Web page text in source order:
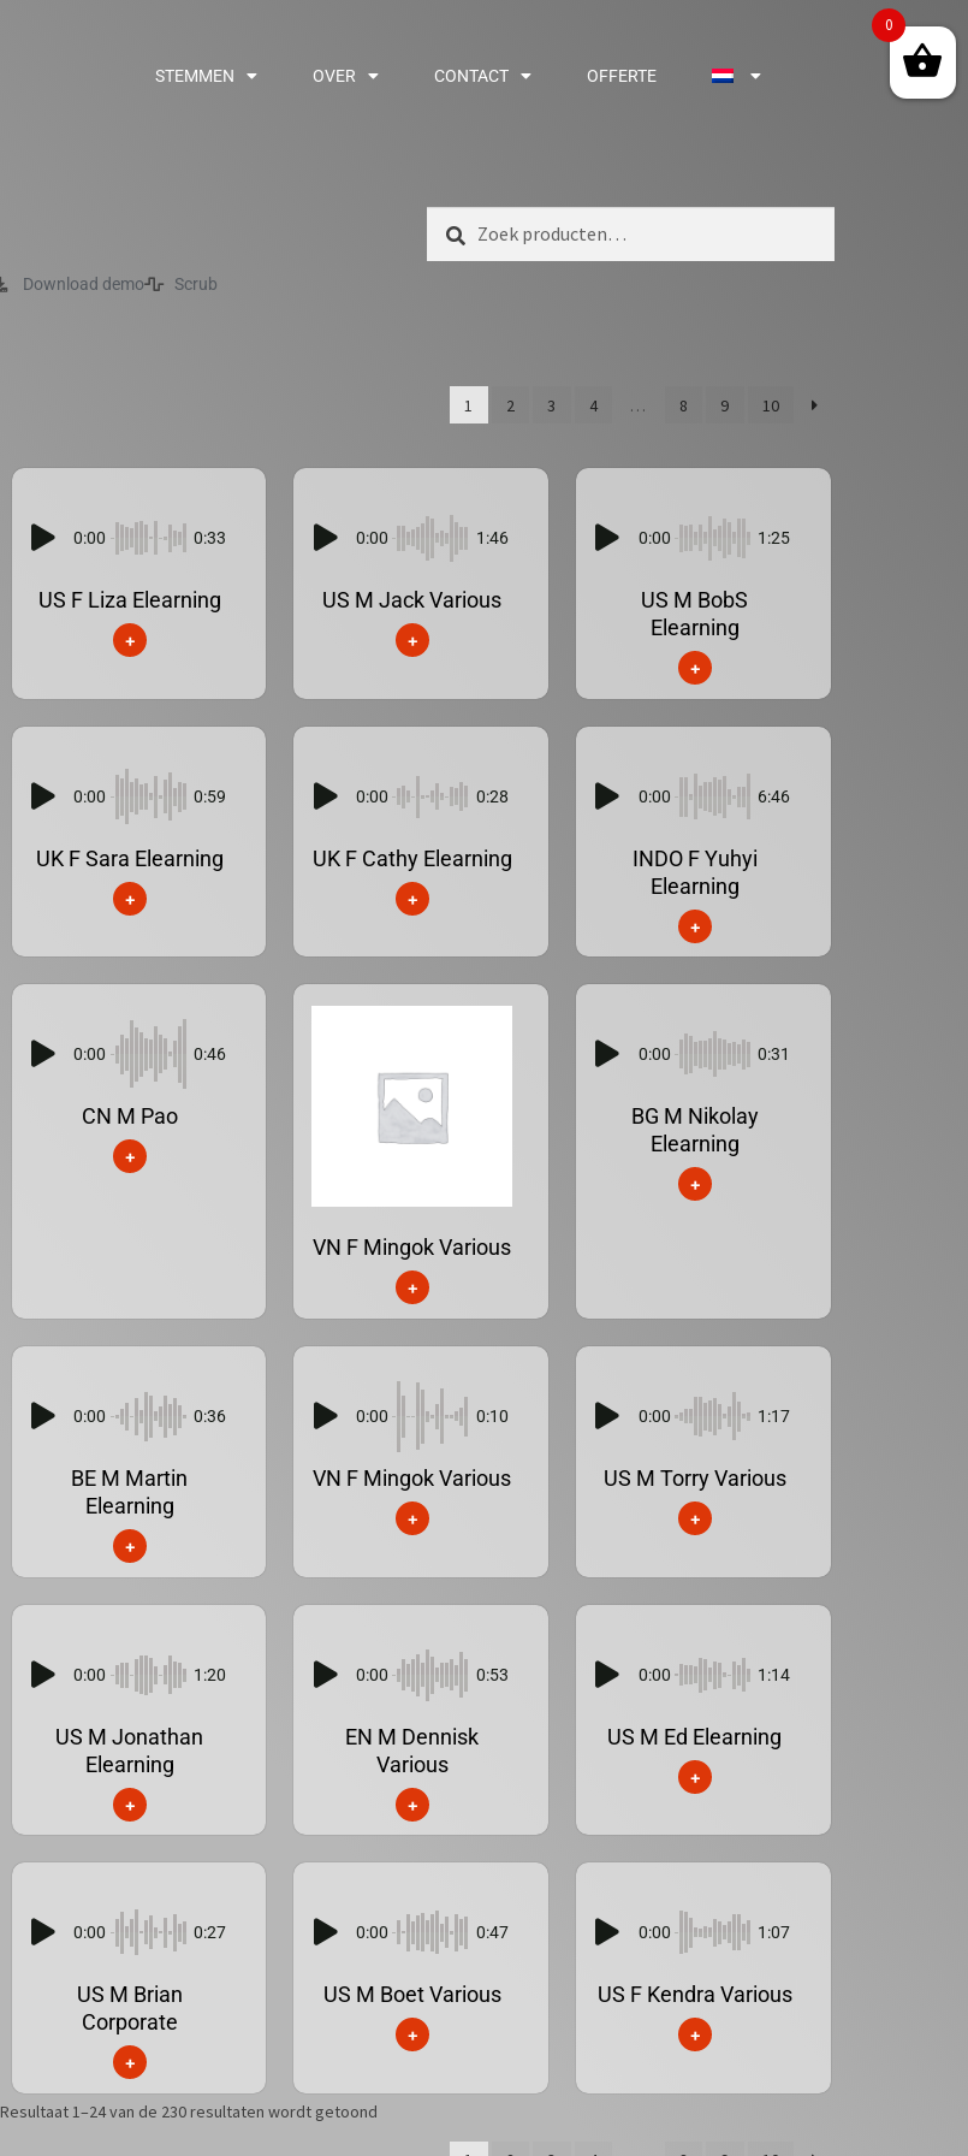
STEMMEN OVER CONTACT OFFERTE
Download demo Scrub
Zoeken
1 2 3 4 … 8 9 10
0:00 0:33
US F Liza Elearning
+
0:00 1:46
US M Jack Various
+
0:00 1:25
US M BobS
Elearning
+
0:00 0:59
UK F Sara Elearning
+
0:00 0:28
UK F Cathy Elearning
+
0:00 6:46
INDO F Yuhyi
Elearning
+
0:00 0:46
CN M Pao
+
VN F Mingok Various
+
0:00 0:31
BG M Nikolay
Elearning
+
0:00 0:36
BE M Martin
Elearning
+
0:00 0:10
VN F Mingok Various
+
0:00 1:17
US M Torry Various
+
0:00 1:20
US M Jonathan
Elearning
+
0:00 0:53
EN M Dennisk
Various
+
0:00 1:14
US M Ed Elearning
+
0:00 0:27
US M Brian
Corporate
+
0:00 0:47
US M Boet Various
+
0:00 1:07
US F Kendra Various
+
Resultaat 1–24 van de 230 resultaten wordt getoond
0